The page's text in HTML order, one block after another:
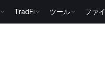
TradFi ツール ファ